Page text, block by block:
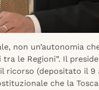
non un’autonomia
le Regioni”. Il
ricorso (depositato il 9
che la